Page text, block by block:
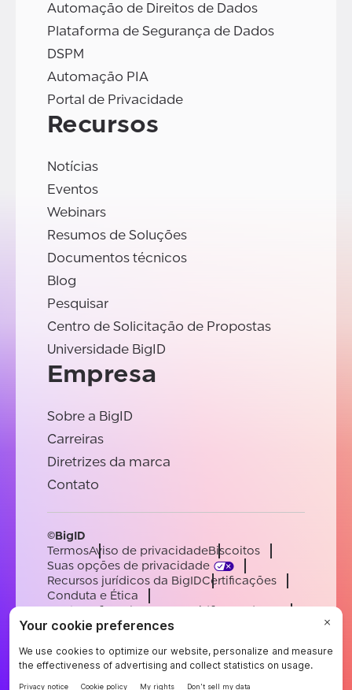
Automação de Direitos de Dados
Plataforma de Segurança de Dados
DSPM
Automação PIA
Portal de Privacidade
Recursos
Notícias
Eventos
Webinars
Resumos de Soluções
Documentos técnicos
Blog
Pesquisar
Centro de Solicitação de Propostas
Universidade BigID
Empresa
Sobre a BigID
Carreiras
Diretrizes da marca
Contato
©BigID
TermosAviso de privacidadeBiscoitos
Suas opções de privacidade
Recursos jurídicos da BigIDCertificações
Conduta e Ética
Declaração sobre a escravidão moderna
SubprocessadoresApoiar
EnglishGermanFrenchSpanishPortuguese